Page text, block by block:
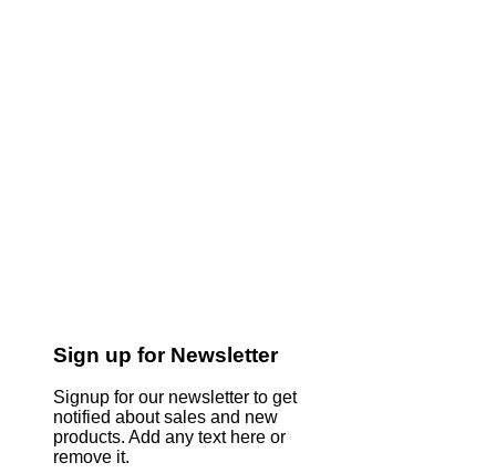
Sign up for Newsletter
Signup for our newsletter to get
notified about sales and new
products. Add any text here or
remove it.